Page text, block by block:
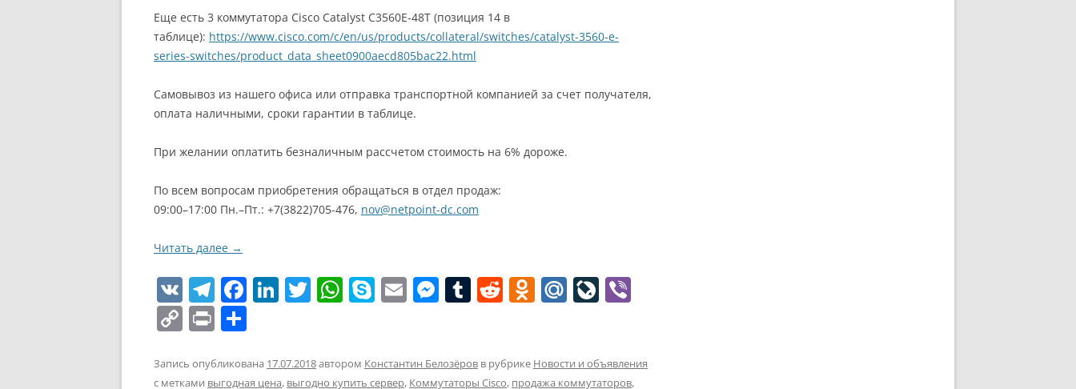
Еще есть 3 коммутатора Cisco Catalyst C3560E-48T (позиция 14 в
таблице): https://www.cisco.com/c/en/us/products/collateral/switches/catalyst-3560-e-
series-switches/product_data_sheet0900aecd805bac22.html
Самовывоз из нашего офиса или отправка транспортной компанией за счет получателя,
оплата наличными, сроки гарантии в таблице.
При желании оплатить безналичным рассчетом стоимость на 6% дороже.
По всем вопросам приобретения обращаться в отдел продаж:
09:00–17:00 Пн.–Пт.: +7(3822)705-476, nov@netpoint-dc.com
Читать далее →
V
K
T
el
e
gr
F
e
Li
e
T
er
W
s
S
p
E
l
M
e
T
bl
R
di
O
o
M
R
Li
o
C
p
Pr
t п
Запись опубликована 17.07.2018автором Константин Белозёров в рубрике Новости и объявления
с метками выгодная цена, выгодно купить сервер, Коммутаторы Cisco, продажа коммутаторов,